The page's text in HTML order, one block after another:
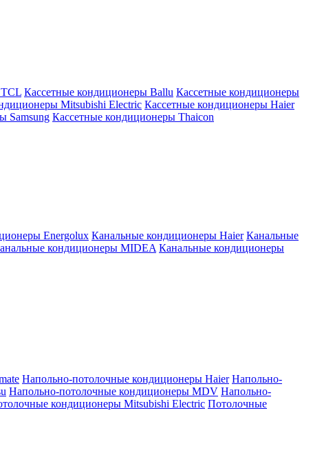
Кассетные кондиционеры Ballu Кассетные кондиционеры
Mitsubishi Electric Кассетные кондиционеры Haier
Samsung Кассетные кондиционеры Thaicon
Energolux Канальные кондиционеры Haier Канальные
кондиционеры MIDEA Канальные кондиционеры
Напольно-потолочные кондиционеры Haier Напольно-
Напольно-потолочные кондиционеры MDV Напольно-
кондиционеры Mitsubishi Electric Потолочные